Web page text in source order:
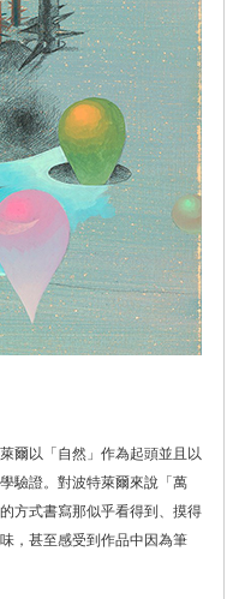
爾以「自然」作為起頭並且以
驗證。對波特萊爾來說「萬
方式書寫那似乎看得到、摸得
，甚至感受到作品中因為筆